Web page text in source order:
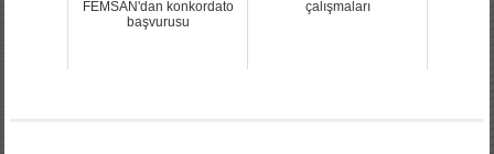
FEMSAN'dan konkordato
başvurusu
çalışmaları